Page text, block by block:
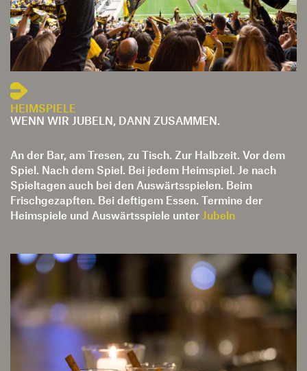
HEIMSPIELE
WENN WIR JUBELN, DANN ZUSAMMEN.
Spieltagen auch bei den Auswärtsspielen. Beim
Frischgezapften. Bei deftigem Essen. Termine der
Heimspiele und Auswärtsspiele unterJubeln